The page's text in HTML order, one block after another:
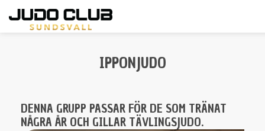
IPPONJUDO
DENNA GRUPP PASSAR FÖR DE SOM TRÄNAT
NÅGRA ÅR OCH GILLAR TÄVLINGSJUDO.